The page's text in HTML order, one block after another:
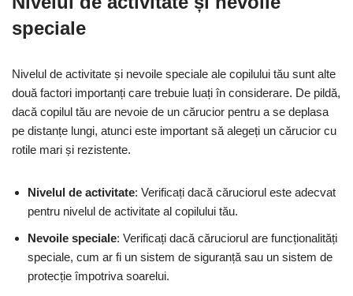
speciale
Nivelul de activitate și nevoile speciale ale copilului tău sunt alte
două factori importanți care trebuie luați în considerare. De pildă,
dacă copilul tău are nevoie de un cărucior pentru a se deplasa
pe distanțe lungi, atunci este important să alegeți un cărucior cu
rotile mari și rezistente.
Nivelul de activitate: Verificați dacă căruciorul este adecvat
pentru nivelul de activitate al copilului tău.
Nevoile speciale: Verificați dacă căruciorul are funcționalități
speciale, cum ar fi un sistem de siguranță sau un sistem de
protecție împotriva soarelui.